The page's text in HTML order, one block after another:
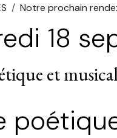
Notre prochain
18
et